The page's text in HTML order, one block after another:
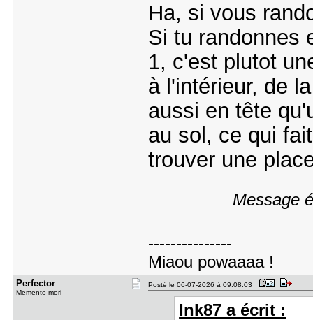
Ha, si vous
Si tu randonnes
1, c'est plutot
à l'intérieur, de
aussi en tête
au sol, ce qui
trouver une
Message
---------------
Miaou powaaaa !
Perfector
Memento mori
Posté le 06-07-2026 à 09:08:03
Ink87 a écrit :